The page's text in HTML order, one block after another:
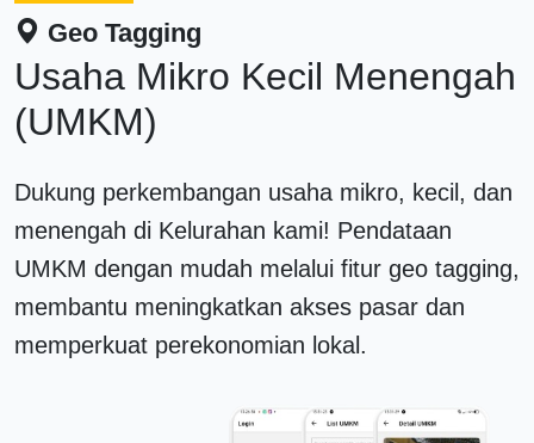
Geo Tagging
Usaha Mikro Kecil Menengah
(UMKM)
Dukung perkembangan usaha mikro, kecil, dan
menengah di Kelurahan kami! Pendataan
UMKM dengan mudah melalui fitur geo tagging,
membantu meningkatkan akses pasar dan
memperkuat perekonomian lokal.